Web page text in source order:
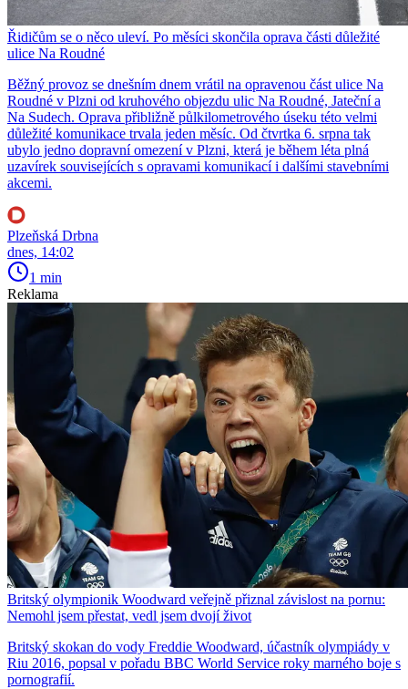
Řidičům se o něco uleví. Po měsíci skončila oprava části důležité
ulice Na Roudné
Běžný provoz se dnešním dnem vrátil na opravenou část ulice Na
Roudné v Plzni od kruhového objezdu ulic Na Roudné, Jateční a
Na Sudech. Oprava přibližně půlkilometrového úseku této velmi
důležité komunikace trvala jeden měsíc. Od čtvrtka 6. srpna tak
ubylo jedno dopravní omezení v Plzni, která je během léta plná
uzavírek souvisejících s opravami komunikací i dalšími stavebními
akcemi.
Plzeňská Drbna
dnes, 14:02
1 min
Reklama
Britský olympionik Woodward veřejně přiznal závislost na pornu:
Nemohl jsem přestat, vedl jsem dvojí život
Britský skokan do vody Freddie Woodward, účastník olympiády v
Riu 2016, popsal v pořadu BBC World Service roky marného boje s
pornografií.